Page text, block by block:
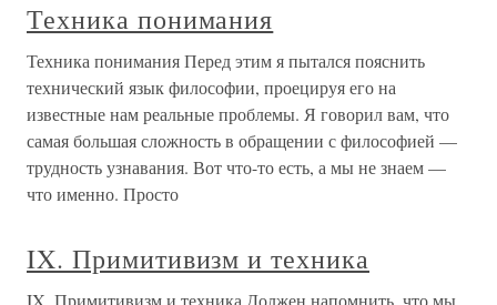
Техника понимания
Техника понимания Перед этим я пытался пояснить
технический язык философии, проецируя его на
известные нам реальные проблемы. Я говорил вам, что
самая большая сложность в обращении с философией —
трудность узнавания. Вот что-то есть, а мы не знаем —
что именно. Просто
IX. Примитивизм и техника
IX. Примитивизм и техника Должен напомнить, что мы